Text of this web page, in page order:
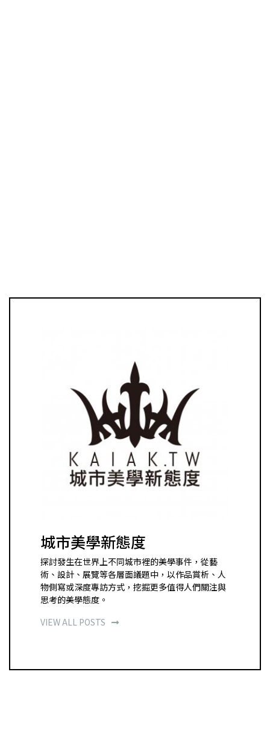
城市美學新態度
探討發生在世界上不同城市裡的美學事件，從藝
術、設計、展覽等各層面議題中，以作品賞析、人
物側寫或深度專訪方式，挖掘更多值得人們關注與
思考的美學態度。
VIEW ALL POSTS